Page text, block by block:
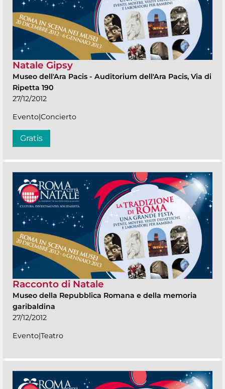
Natale Gipsy
Museo dell'Ara Pacis - Auditorium dell'Ara Pacis, Via di
Ripetta 190
27/12/2012
Evento|Concierto
Gratis
Racconto di Natale
Museo della Repubblica Romana e della memoria
garibaldina
27/12/2012
Evento|Teatro